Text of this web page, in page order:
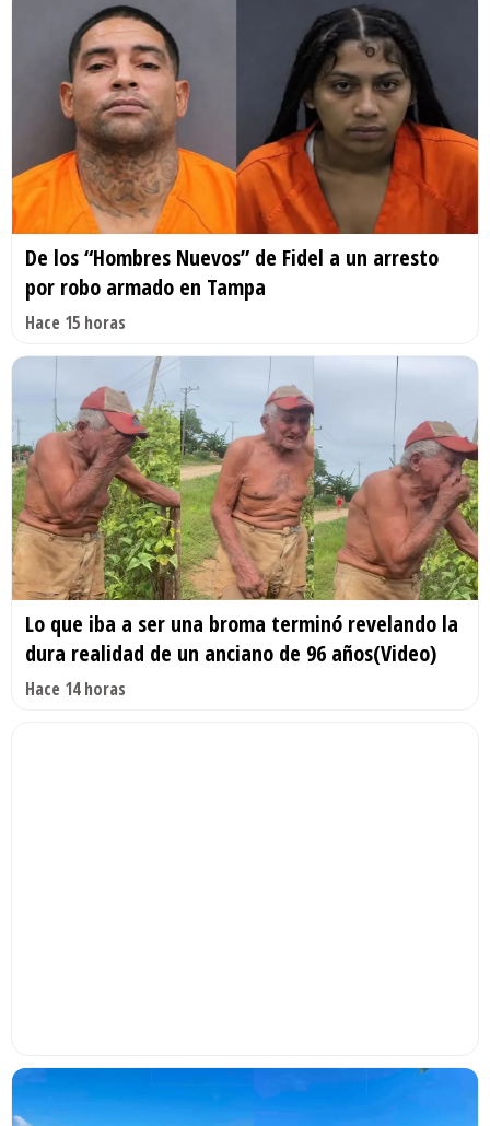
De los “Hombres Nuevos” de Fidel a un arresto
por robo armado en Tampa
Hace 15 horas
Lo que iba a ser una broma terminó revelando la
dura realidad de un anciano de 96 años(Video)
Hace 14 horas